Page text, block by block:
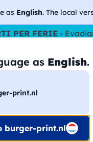
as English. The local
as English.
print.nl
burger-print.nl
PER FERIE-
🔎 Cerca tra i
clientiBozzetti